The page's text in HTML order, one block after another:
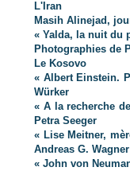
L'Iran
Masih Alinejad,
« Yalda, la nuit du
Photographies de
Le Kosovo
« Albert Einstein.
Würker
« A la recherche
Petra Seeger
« Lise Meitner,
Andreas G. Wagner
« John von